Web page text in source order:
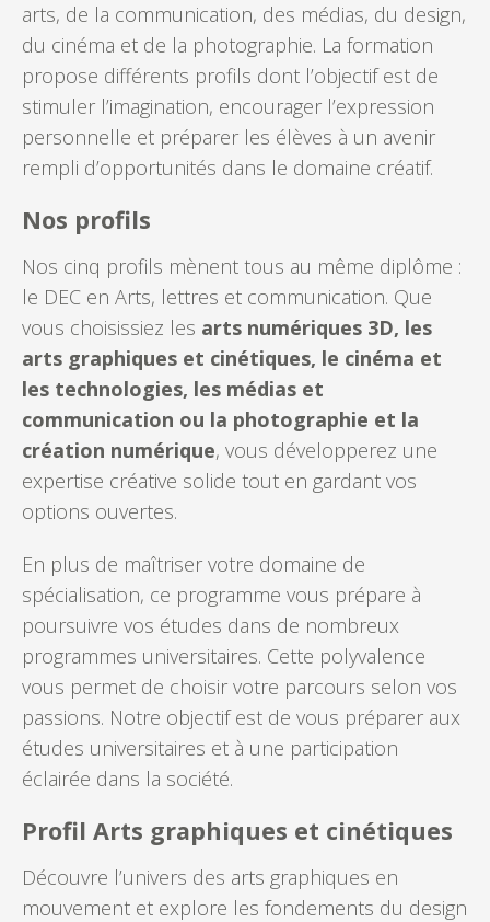
arts, de la communication, des médias, du design,
du cinéma et de la photographie. La formation
propose différents profils dont l’objectif est de
stimuler l’imagination, encourager l’expression
personnelle et préparer les élèves à un avenir
rempli d’opportunités dans le domaine créatif.
Nos profils
Nos cinq profils mènent tous au même diplôme :
le DEC en Arts, lettres et communication. Que
vous choisissiez les arts numériques 3D, les
arts graphiques et cinétiques, le cinéma et
les technologies, les médias et
communication ou la photographie et la
création numérique, vous développerez une
expertise créative solide tout en gardant vos
options ouvertes.
En plus de maîtriser votre domaine de
spécialisation, ce programme vous prépare à
poursuivre vos études dans de nombreux
programmes universitaires. Cette polyvalence
vous permet de choisir votre parcours selon vos
passions. Notre objectif est de vous préparer aux
études universitaires et à une participation
éclairée dans la société.
Profil Arts graphiques et cinétiques
Découvre l’univers des arts graphiques en
mouvement et explore les fondements du design